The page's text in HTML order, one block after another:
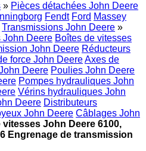
» Pièces détachées John Deere
Fendt Ford Massey
Transmissions John Deere »
John Deere Boîtes de vitesses
John Deere Réducteurs
force John DeereAxes de
Deere Poulies John Deere
Pompes hydrauliques John
Vérins hydrauliques John
Deere Distributeurs
John Deere Câblages John
John Deere 6100,
Engrenage de transmission